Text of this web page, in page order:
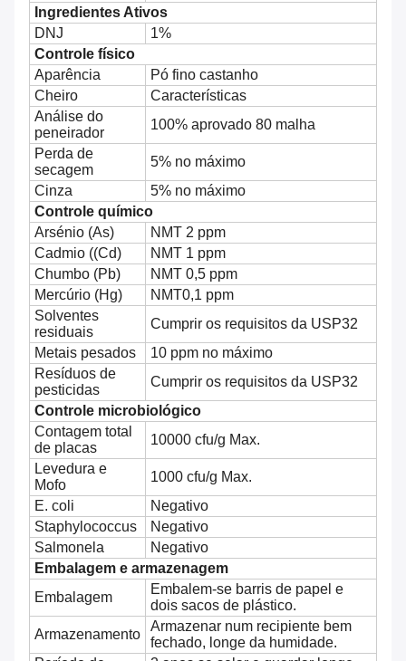
Ingredientes Ativos
DNJ
1%
Controle físico
Aparência
Pó fino castanho
Cheiro
Características
Análise do
peneirador
100% aprovado 80 malha
Perda de
secagem
5% no máximo
Cinza
5% no máximo
Controle químico
Arsénio (As)
NMT 2 ppm
Cadmio ((Cd)
NMT 1 ppm
Chumbo (Pb)
NMT 0,5 ppm
Mercúrio (Hg)
NMT0,1 ppm
Solventes
residuais
Cumprir os requisitos da USP32
Metais pesados
10 ppm no máximo
Resíduos de
pesticidas
Cumprir os requisitos da USP32
Controle microbiológico
Contagem total
de placas
10000 cfu/g Max.
Levedura e
Mofo
1000 cfu/g Max.
E. coli
Negativo
Staphylococcus
Negativo
Salmonela
Negativo
Embalagem e armazenagem
Embalagem
Embalem-se barris de papel e
dois sacos de plástico.
Armazenamento
Armazenar num recipiente bem
fechado, longe da humidade.